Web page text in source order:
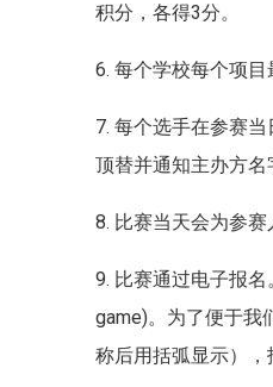
积分，各得3分。
6. 每个学校每个项
7. 每个选手在参赛
顶替并通知主办方名
8. 比赛当天会为参
9. 比赛通过电子报
game)。 为了便于我
称后用括弧显示），